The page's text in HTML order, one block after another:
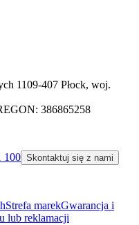
1109-407 Płock, woj.
386865258
100 Skontaktuj się z nami
Strefa marekGwarancja i
lub reklamacji